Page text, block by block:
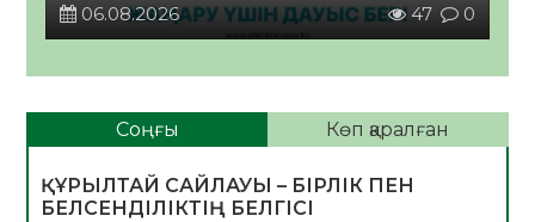
06.08.2026
47 0
Соңғы Көп қаралған
ҚҰРЫЛТАЙ САЙЛАУЫ – БІРЛІК ПЕН
БЕЛСЕНДІЛІКТІҢ БЕЛГІСІ